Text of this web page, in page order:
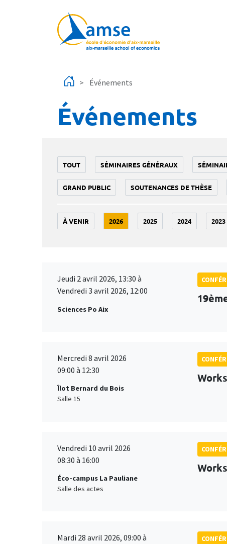
Événements
Événements
TOUT SÉMINAIRES GÉNÉRAUX
GRAND PUBLIC SOUTENANCES DE THÈSE
À VENIR 2026 2025 2024 2023
Jeudi 2 avril 2026, 13:30 à
Vendredi 3 avril 2026, 12:00
Sciences Po Aix
Mercredi 8 avril 2026
09:00 à 12:30
Îlot Bernard du Bois
Salle 15
Vendredi 10 avril 2026
08:30 à 16:00
Éco-campus La Pauliane
Salle des actes
Mardi 28 avril 2026, 09:00 à